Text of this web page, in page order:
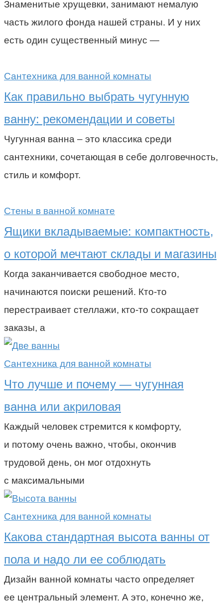
Знаменитые хрущевки, занимают немалую
часть жилого фонда нашей страны. И у них
есть один существенный минус —
Сантехника для ванной комнаты
Как правильно выбрать чугунную
ванну: рекомендации и советы
Чугунная ванна – это классика среди
сантехники, сочетающая в себе долговечность,
стиль и комфорт.
Стены в ванной комнате
Ящики вкладываемые: компактность,
о которой мечтают склады и магазины
Когда заканчивается свободное место,
начинаются поиски решений. Кто-то
перестраивает стеллажи, кто-то сокращает
заказы, а
Сантехника для ванной комнаты
Что лучше и почему — чугунная
ванна или акриловая
Каждый человек стремится к комфорту,
и потому очень важно, чтобы, окончив
трудовой день, он мог отдохнуть
с максимальными
Сантехника для ванной комнаты
Какова стандартная высота ванны от
пола и надо ли ее соблюдать
Дизайн ванной комнаты часто определяет
ее центральный элемент. А это, конечно же,